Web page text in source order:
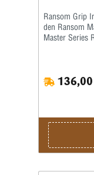
Ransom Grip
den Ransom
Master Series
ermöglichen
Aufnahme der
jedoch, stets
Waffenmodell
verwenden.